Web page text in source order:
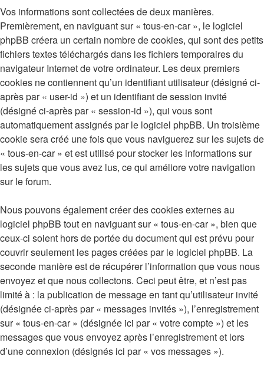
Vos informations sont collectées de deux manières.
Premièrement, en naviguant sur « tous-en-car », le logiciel
phpBB créera un certain nombre de cookies, qui sont des petits
fichiers textes téléchargés dans les fichiers temporaires du
navigateur Internet de votre ordinateur. Les deux premiers
cookies ne contiennent qu’un identifiant utilisateur (désigné ci-
après par « user-id ») et un identifiant de session invité
(désigné ci-après par « session-id »), qui vous sont
automatiquement assignés par le logiciel phpBB. Un troisième
cookie sera créé une fois que vous naviguerez sur les sujets de
« tous-en-car » et est utilisé pour stocker les informations sur
les sujets que vous avez lus, ce qui améliore votre navigation
sur le forum.
Nous pouvons également créer des cookies externes au
logiciel phpBB tout en naviguant sur « tous-en-car », bien que
ceux-ci soient hors de portée du document qui est prévu pour
couvrir seulement les pages créées par le logiciel phpBB. La
seconde manière est de récupérer l’information que vous nous
envoyez et que nous collectons. Ceci peut être, et n’est pas
limité à : la publication de message en tant qu’utilisateur invité
(désignée ci-après par « messages invités »), l’enregistrement
sur « tous-en-car » (désignée ici par « votre compte ») et les
messages que vous envoyez après l’enregistrement et lors
d’une connexion (désignés ici par « vos messages »).